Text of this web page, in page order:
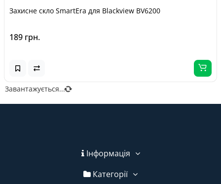
Захисне скло SmartEra для Blackview BV6200
189 грн.
Завантажується...
Інформація
Категорії